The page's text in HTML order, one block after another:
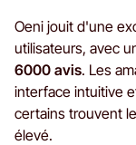
Oeni jouit d'une
utilisateurs, avec
6000 avis. Les
interface intuitive
certains trouvent
élevé.